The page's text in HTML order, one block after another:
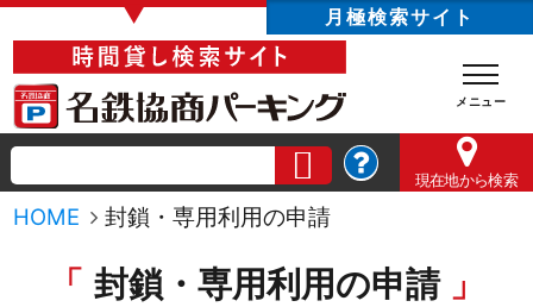
▼ 月極検索サイト
現在地から検索
HOME 封鎖・専用利用の申請
封鎖・専用利用の申請